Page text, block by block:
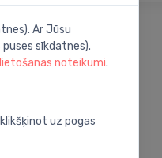
Ar Jūsu
sīkdatnes).
noteikumi.
uz pogas